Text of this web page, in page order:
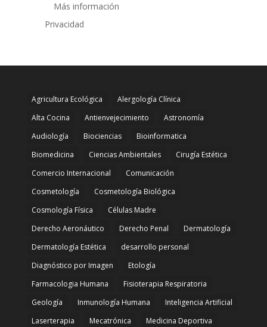
Más información
Privacidad
Agricultura Ecológica
Alergología Clínica
Alta Cocina
Antienvejecimiento
Astronomía
Audiología
Biociencias
Bioinformatica
Biomedicina
Ciencias Ambientales
Cirugía Estética
Comercio Internacional
Comunicación
Cosmetología
Cosmetología Biológica
Cosmología Física
Células Madre
Derecho Aeronáutico
Derecho Penal
Dermatología
Dermatología Estética
desarrollo personal
Diagnóstico por Imagen
Etología
Farmacologia Humana
Fisioterapia Respiratoria
Geología
Inmunología Humana
Inteligencia Artificial
Laserterapia
Mecatrónica
Medicina Deportiva